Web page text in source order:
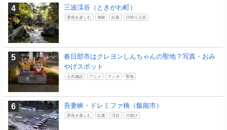
三波渓谷（ときがわ町）
景色を楽しむ 体験 紅葉 日帰り入浴
春日部市はクレヨンしんちゃんの聖地？写真・おみ
やげスポット
公共施設 アニメ マンガ 聖地
吾妻峡・ドレミファ橋（飯能市）
景色を楽しむ 紅葉 渓谷 川遊び